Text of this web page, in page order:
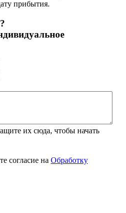
прибытия.
их сюда, чтобы начать
согласие на Обработку